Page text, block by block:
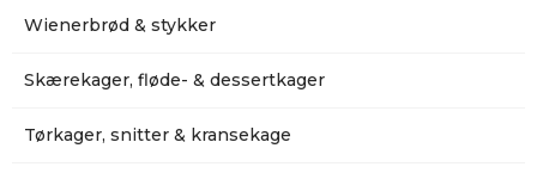
Wienerbrød & stykker
Skærekager, fløde- & dessertkager
Tørkager, snitter & kransekage